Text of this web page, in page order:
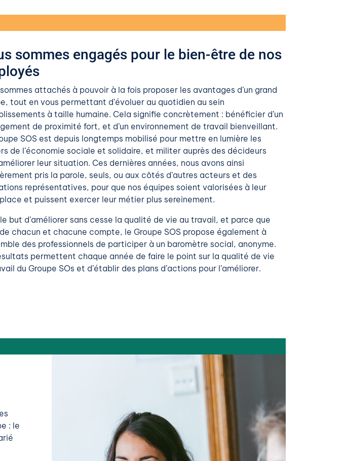
sommes engagés pour le bien-être de nos
attachés à pouvoir à la fois proposer les avantages d’un grand
tout en vous permettant d’évoluer au quotidien au sein
à taille humaine. Cela signifie concrètement : bénéficier d’un
de proximité fort, et d’un environnement de travail bienveillant.
SOS est depuis longtemps mobilisé pour mettre en lumière les
de l’économie sociale et solidaire, et militer auprès des décideurs
leur situation. Ces dernières années, nous avons ainsi
pris la parole, seuls, ou aux côtés d’autres acteurs et des
représentatives, pour que nos équipes soient valorisées à leur
et puissent exercer leur métier plus sereinement.
but d’améliorer sans cesse la qualité de vie au travail, et parce que
de chacun et chacune compte, le Groupe SOS propose également à
des professionnels de participer à un baromètre social, anonyme.
permettent chaque année de faire le point sur la qualité de vie
du Groupe SOs et d’établir des plans d’actions pour l’améliorer.
: le